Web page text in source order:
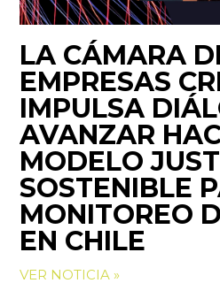
LA CÁMARA
EMPRESAS
IMPULSA
AVANZAR
MODELO
SOSTENIBLE
MONITOREO
EN CHILE
VER NOTICIA »